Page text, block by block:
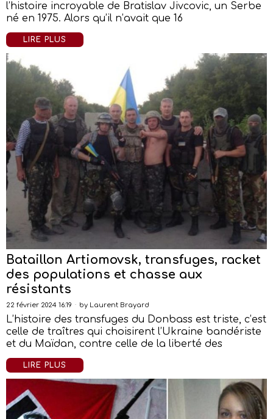
l’histoire incroyable de Bratislav Jivcovic, un Serbe
né en 1975. Alors qu’il n’avait que 16
LIRE PLUS
Bataillon Artiomovsk, transfuges, racket
des populations et chasse aux
résistants
22 février 2024 16:19 by Laurent Brayard
L’histoire des transfuges du Donbass est triste, c’est
celle de traîtres qui choisirent l’Ukraine bandériste
et du Maïdan, contre celle de la liberté des
LIRE PLUS